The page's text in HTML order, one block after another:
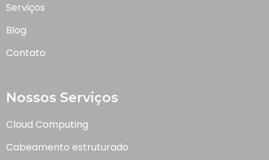
Serviços
Blog
Contato
Nossos Serviços
Cloud Computing
Cabeamento estruturado